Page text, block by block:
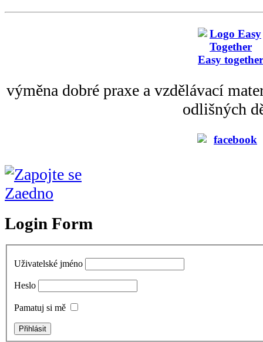
Easy together
výměna dobré praxe a vzdělávací
odlišných
Login Form
Uživatelské jméno
Heslo
Pamatuj si mě